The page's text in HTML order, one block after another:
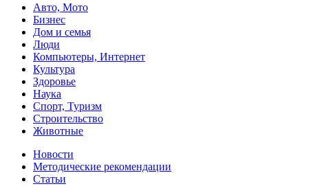
Авто, Мото
Бизнес
Дом и семья
Люди
Компьютеры, Интернет
Культура
Здоровье
Наука
Спорт, Туризм
Строительство
Животные
Новости
Методические рекомендации
Статьи